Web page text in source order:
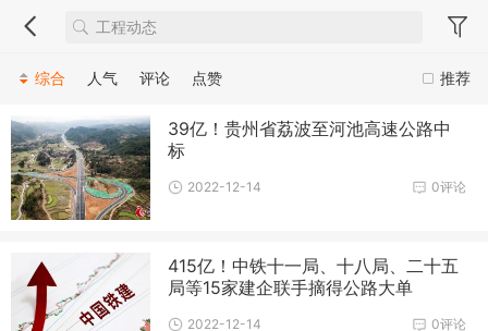
推荐
综合 人气 评论 点赞
39亿！贵州省荔波至河池高速公路中
标
0评论
2022-12-14
415亿！中铁十一局、十八局、二十五
局等15家建企联手摘得公路大单
0评论
2022-12-14